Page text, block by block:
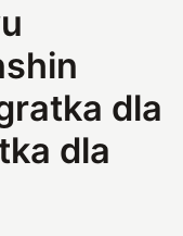
dla
dla